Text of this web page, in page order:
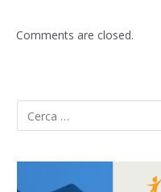
Comments are closed.